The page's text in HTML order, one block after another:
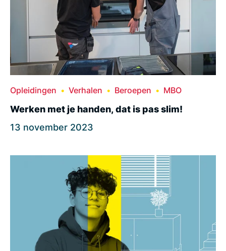
Opleidingen Verhalen Beroepen MBO
Werken met je handen, dat is pas slim!
13 november 2023